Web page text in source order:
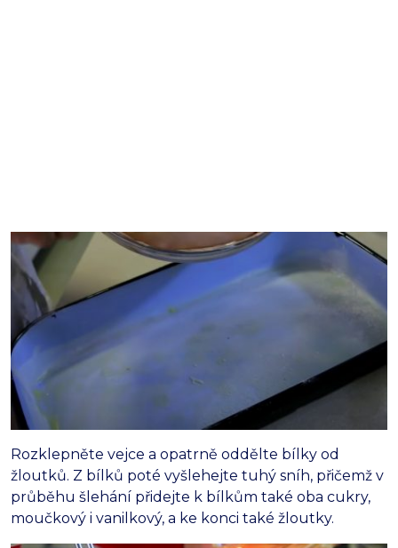
Rozklepněte vejce a opatrně oddělte bílky od
žloutků. Z bílků poté vyšlehejte tuhý sníh, přičemž v
průběhu šlehání přidejte k bílkům také oba cukry,
moučkový i vanilkový, a ke konci také žloutky.